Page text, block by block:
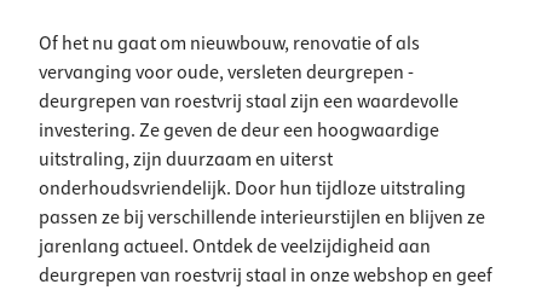
Of het nu gaat om nieuwbouw, renovatie of als
vervanging voor oude, versleten deurgrepen -
deurgrepen van roestvrij staal zijn een waardevolle
investering. Ze geven de deur een hoogwaardige
uitstraling, zijn duurzaam en uiterst
onderhoudsvriendelijk. Door hun tijdloze uitstraling
passen ze bij verschillende interieurstijlen en blijven ze
jarenlang actueel. Ontdek de veelzijdigheid aan
deurgrepen van roestvrij staal in onze webshop en geef